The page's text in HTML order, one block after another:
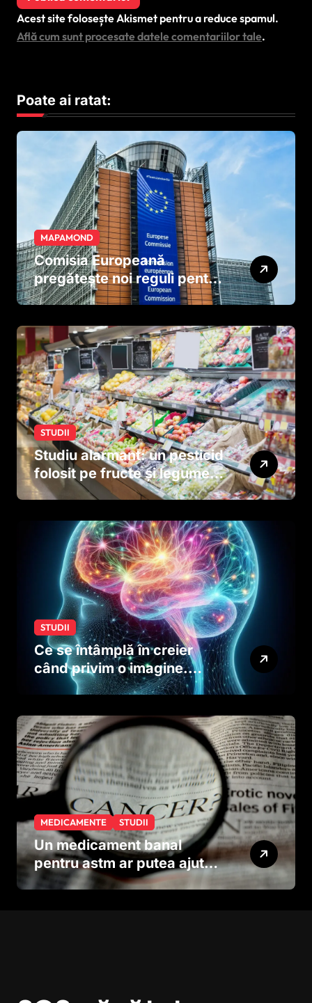
Acest site folosește Akismet pentru a reduce spamul.
Află cum sunt procesate datele comentariilor tale.
Poate ai ratat:
MAPAMOND
Comisia Europeană
pregătește noi reguli pentru
tutun și țigările electronice
STUDII
Studiu alarmant: un pesticid
folosit pe fructe și legume
ar putea afecta dezvoltarea
dinainte de naștere
STUDII
Ce se întâmplă în creier
când privim o imagine.
Studiul care explică rolul
MEDICAMENTE STUDII
Un medicament banal
pentru astm ar putea ajuta
în lupta împotriva